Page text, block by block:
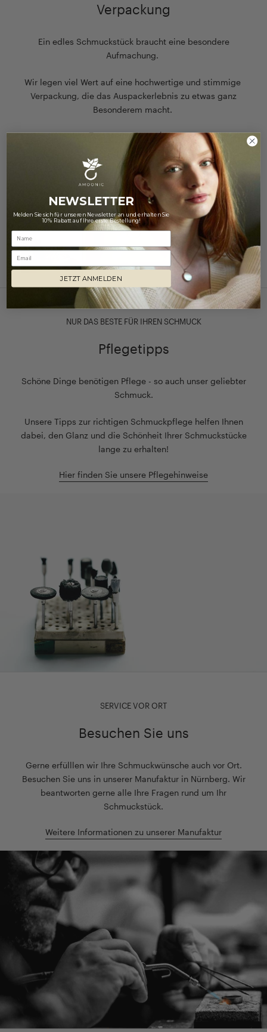
Verpackung
Ein edles Schmuckstück braucht eine besondere
Aufmachung.
Wir legen viel Wert auf eine hochwertige und stimmige
Verpackung, die das Auspackerlebnis zu etwas ganz
Besonderem macht.
Zu unserer Verpackung
NUR DAS BESTE FÜR IHREN SCHMUCK
Pflegetipps
Schöne Dinge benötigen Pflege - so auch unser geliebter
Schmuck.
Unsere Tipps zur richtigen Schmuckpflege helfen Ihnen
dabei, den Glanz und die Schönheit Ihrer Schmuckstücke
lange zu erhalten!
Hier finden Sie unsere Pflegehinweise
SERVICE VOR ORT
Besuchen Sie uns
Gerne erfülllen wir Ihre Schmuckwünsche auch vor Ort.
Besuchen Sie uns in unserer Manufaktur in Nürnberg. Wir
beantworten gerne alle Ihre Fragen rund um Ihr
Schmuckstück.
Weitere Informationen zu unserer Manufaktur
NEWSLETTER
Melden Sie sich für unseren Newsletter an und erhalten Sie
10% Rabatt auf Ihre erste Bestellung!
Email
JETZT ANMELDEN